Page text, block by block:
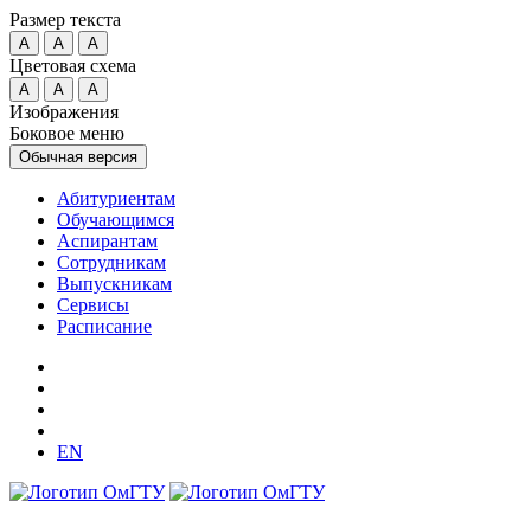
Размер текста
A A A
Цветовая схема
A A A
Изображения
Боковое меню
Обычная версия
Абитуриентам
Обучающимся
Аспирантам
Сотрудникам
Выпускникам
Сервисы
Расписание
EN